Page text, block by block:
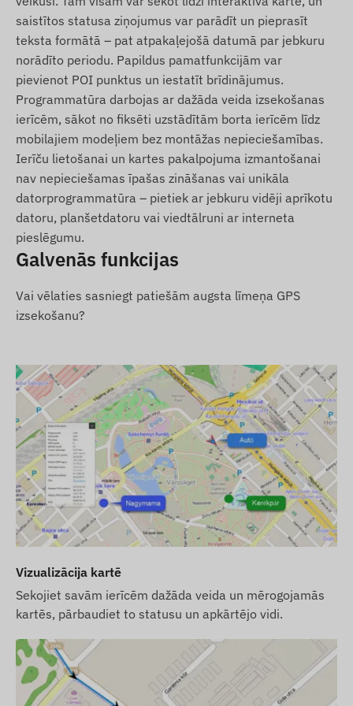
SIM adata un SIM adapteru komplekts
Pārnēsāšanas soma drošai uzglabāšanai
Lietošanas noteikumi
Ierīces normālai darbībai nepieciešams aktīvs
savienojums ar pozicionēšanas satelītu sistēmām
un mobilo sakaru operatoru tīklu. Tie nodrošina
datu vākšanu, pārsūtīšanu un saziņu ar lietotāja
tālruni vai centrālo serveri. Ierīce sazinās caur
mobilo tīklu, izmantojot tajā ievietoto
(nomaināmo) SIM karti.
Darbības reģions
4G: Pasaule
Iegādes iespējas
Ja pērkat tikai ierīci (bez programmatūras
abonementa), mēs to nododam ar rūpnīcas
iestatījumiem. Jums pašiem ir jārūpējas par
darbībai nepieciešamo SIM karti, tās
iestatījumiem un kartes uzturēšanu
(papildināšana, ikgadējā datu saskaņošana).
Ja kopā ar ierīci iegādājaties arī
programmatūras abonementu, bet ne SIM karti,
mēs nodosim ierīci jau reģistrētu mūsu
programmatūrā un gatavu darbam. Tomēr SIM
kartes iegāde, iestatīšana un uzturēšana
Ja kopā ar ierīci un programmatūras
abonementu pērkat arī SIM karti no mums, mēs
nodosim ierīci un SIM karti gatavu darbam ar
saistītos statusa ziņojumus var parādīt un pieprasīt
teksta formātā – pat atpakaļejošā datumā par jebkuru
norādīto periodu. Papildus pamatfunkcijām var
pievienot POI punktus un iestatīt brīdinājumus.
Programmatūra darbojas ar dažāda veida izsekošanas
ierīcēm, sākot no fiksēti uzstādītām borta ierīcēm līdz
mobilajiem modeļiem bez montāžas nepieciešamības.
Ierīču lietošanai un kartes pakalpojuma izmantošanai
nav nepieciešamas īpašas zināšanas vai unikāla
datorprogrammatūra – pietiek ar jebkuru vidēji aprīkotu
datoru, planšetdatoru vai viedtālruni ar interneta
pieslēgumu.
Galvenās funkcijas
Vai vēlaties sasniegt patiešām augsta līmeņa GPS
izsekošanu?
Vizualizācija kartē
Sekojiet savām ierīcēm dažāda veida un mērogojamās
kartēs, pārbaudiet to statusu un apkārtējo vidi.